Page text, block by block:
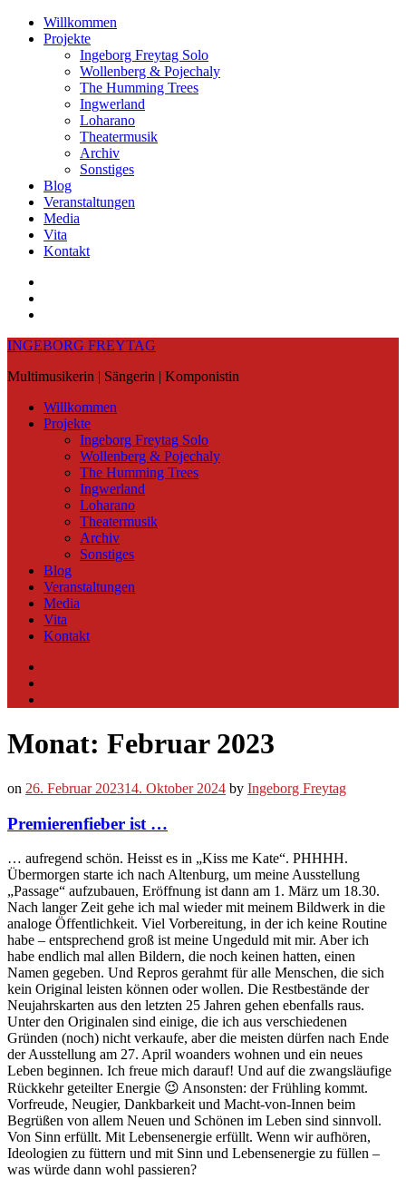
Skip
Willkommen
Projekte
Ingeborg Freytag Solo
Wollenberg & Pojechaly
The Humming Trees
Ingwerland
Loharano
Theatermusik
Archiv
Sonstiges
Blog
Veranstaltungen
Media
Vita
Kontakt
INGEBORG FREYTAG
Multimusikerin | Sängerin | Komponistin
Willkommen
Projekte
Ingeborg Freytag Solo
Wollenberg & Pojechaly
The Humming Trees
Ingwerland
Loharano
Theatermusik
Archiv
Sonstiges
Blog
Veranstaltungen
Media
Vita
Kontakt
Monat: Februar 2023
on 26. Februar 202314. Oktober 2024 by Ingeborg Freytag
Premierenfieber ist …
… aufregend schön. Heisst es in „Kiss me Kate“. PHHHH.
Übermorgen starte ich nach Altenburg, um meine Ausstellung
„Passage“ aufzubauen, Eröffnung ist dann am 1. März um 18.30.
Nach langer Zeit gehe ich mal wieder mit meinem Bildwerk in die
analoge Öffentlichkeit. Viel Vorbereitung, in der ich keine Routine
habe – entsprechend groß ist meine Ungeduld mit mir. Aber ich
habe endlich mal allen Bildern, die noch keinen hatten, einen
Namen gegeben. Und Repros gerahmt für alle Menschen, die sich
kein Original leisten können oder wollen. Die Restbestände der
Neujahrskarten aus den letzten 25 Jahren gehen ebenfalls raus.
Unter den Originalen sind einige, die ich aus verschiedenen
Gründen (noch) nicht verkaufe, aber die meisten dürfen nach Ende
der Ausstellung am 27. April woanders wohnen und ein neues
Leben beginnen. Ich freue mich darauf! Und auf die zwangsläufige
Rückkehr geteilter Energie 😉 Ansonsten: der Frühling kommt.
Vorfreude, Neugier, Dankbarkeit und Macht-von-Innen beim
Begrüßen von allem Neuen und Schönen im Leben sind sinnvoll.
Von Sinn erfüllt. Mit Lebensenergie erfüllt. Wenn wir aufhören,
Ideologien zu füttern und mit Sinn und Lebensenergie zu füllen –
was würde dann wohl passieren?